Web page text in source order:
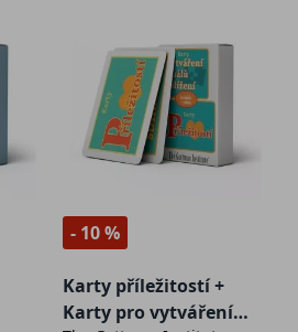
- 10 %
Karty příležitostí +
Karty pro vytváření